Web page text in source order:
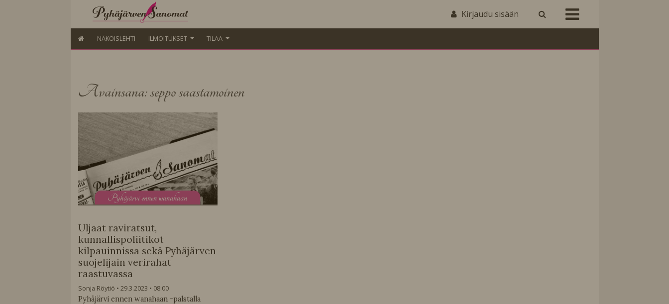
Kirjaudu sisään
NÄKÖISLEHTI ILMOITUKSET TILAA
Avainsana: seppo saastamoinen
Pyhäjärvi ennen wanahaan
Uljaat raviratsut,
kunnallispoliitikot
kilpauinnissa sekä Pyhäjärven
suojelijain verirahat
raastuvassa
Sonja Röytiö 29.3.2023
08:00
Pyhäjärvi ennen wanahaan -palstalla